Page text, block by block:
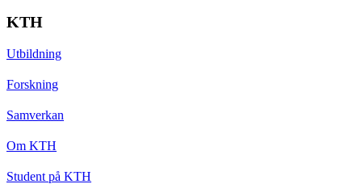
KTH
Utbildning
Forskning
Samverkan
Om KTH
Student på KTH